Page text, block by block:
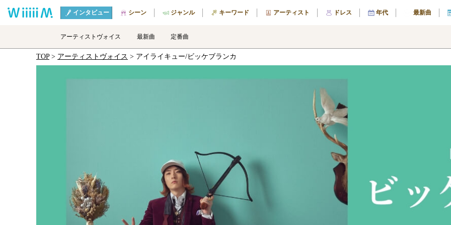
インタビュー シーン ジャンル キーワード アーティスト ドレス 年代 最新曲
アーティストヴォイス 最新曲 定番曲
TOP アーティストヴォイス アイライキュー/ビッケブランカ